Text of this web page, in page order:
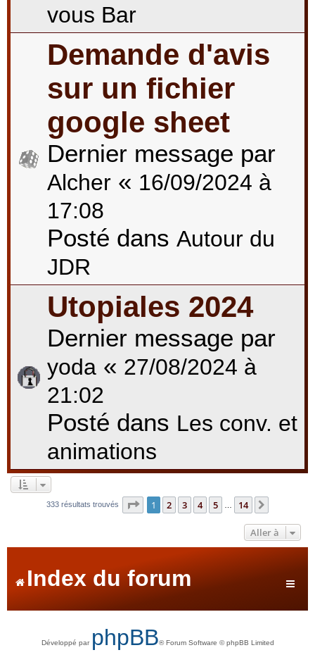
vous Bar
Demande d'avis
sur un fichier
google sheet
Dernier message par
Alcher « 16/09/2024 à
17:08
Posté dans Autour du
JDR
Utopiales 2024
Dernier message par
yoda « 27/08/2024 à
21:02
Posté dans Les conv. et
animations
333 résultats trouvés Page 1sur14
1 2 3 4 5 14
Aller à
Index du forum
Développé par phpBB® Forum Software © phpBB Limited